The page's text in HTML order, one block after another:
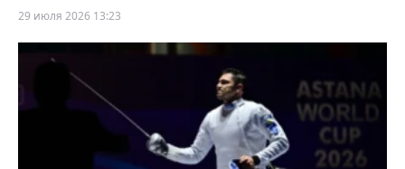
29 июля 2026 13:23